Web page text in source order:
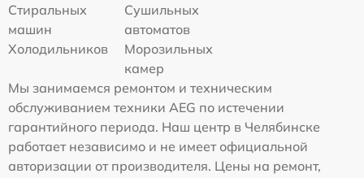
Стиральных
машин
Сушильных
автоматов
Холодильников
Морозильных
камер
Мы занимаемся ремонтом и техническим
обслуживанием техники AEG по истечении
гарантийного периода. Наш центр в Челябинске
работает независимо и не имеет официальной
авторизации от производителя. Цены на ремонт,